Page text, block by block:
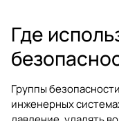
Где
Группы
инженерных